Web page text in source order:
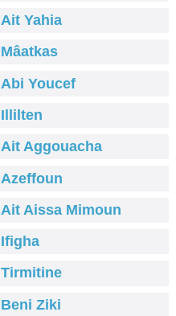
Ait Yahia
Mâatkas
Abi Youcef
Illilten
Ait Aggouacha
Azeffoun
Ait Aissa Mimoun
Ifigha
Tirmitine
Beni Ziki